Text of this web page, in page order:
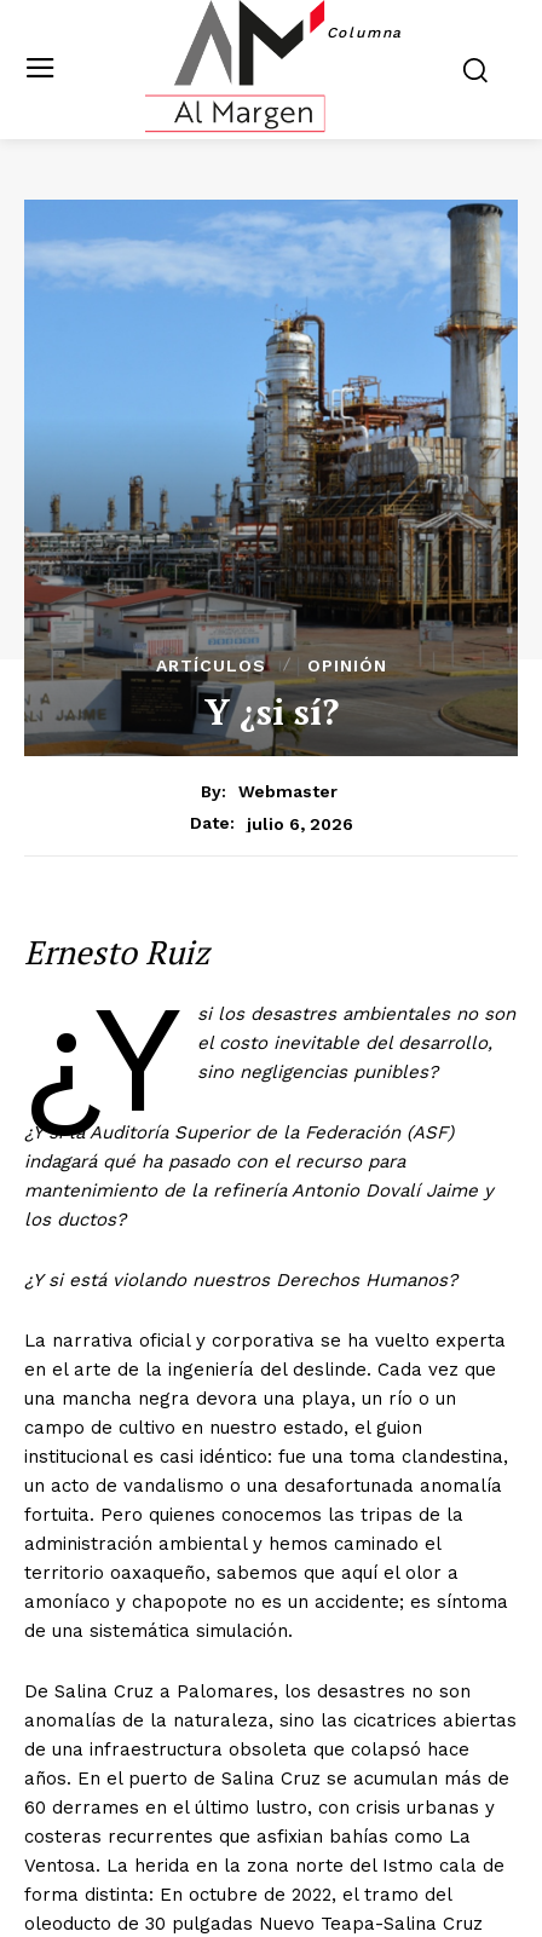
Columna
ARTÍCULOS OPINIÓN
Y ¿si sí?
By:
Webmaster
Date:
julio 6, 2026
Ernesto Ruiz
¿Y
si los desastres ambientales no son
el costo inevitable del desarrollo,
sino negligencias punibles?
¿Y si la Auditoría Superior de la Federación (ASF)
indagará qué ha pasado con el recurso para
mantenimiento de la refinería Antonio Dovalí Jaime y
los ductos?
¿Y si está violando nuestros Derechos Humanos?
La narrativa oficial y corporativa se ha vuelto experta
en el arte de la ingeniería del deslinde. Cada vez que
una mancha negra devora una playa, un río o un
campo de cultivo en nuestro estado, el guion
institucional es casi idéntico: fue una toma clandestina,
un acto de vandalismo o una desafortunada anomalía
fortuita. Pero quienes conocemos las tripas de la
administración ambiental y hemos caminado el
territorio oaxaqueño, sabemos que aquí el olor a
amoníaco y chapopote no es un accidente; es síntoma
de una sistemática simulación.
De Salina Cruz a Palomares, los desastres no son
anomalías de la naturaleza, sino las cicatrices abiertas
de una infraestructura obsoleta que colapsó hace
años. En el puerto de Salina Cruz se acumulan más de
60 derrames en el último lustro, con crisis urbanas y
costeras recurrentes que asfixian bahías como La
Ventosa. La herida en la zona norte del Istmo cala de
forma distinta: En octubre de 2022, el tramo del
oleoducto de 30 pulgadas Nuevo Teapa-Salina Cruz